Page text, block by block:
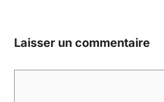
Laisser un commentaire